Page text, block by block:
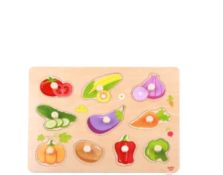
Sačuvaj
proizvod